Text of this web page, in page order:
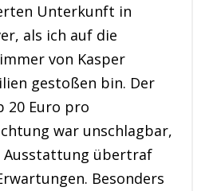
Unterkunft in
als ich auf die
von Kasper
gestoßen bin. Der
20 Euro pro
war unschlagbar,
Ausstattung übertraf
Besonders